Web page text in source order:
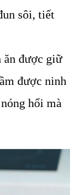
sôi, tiết
ăn được giữ
được ninh
hổi mà